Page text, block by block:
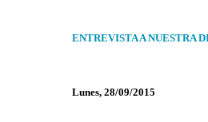
ENTREVISTA A NUESTRA
Lunes, 28/09/2015